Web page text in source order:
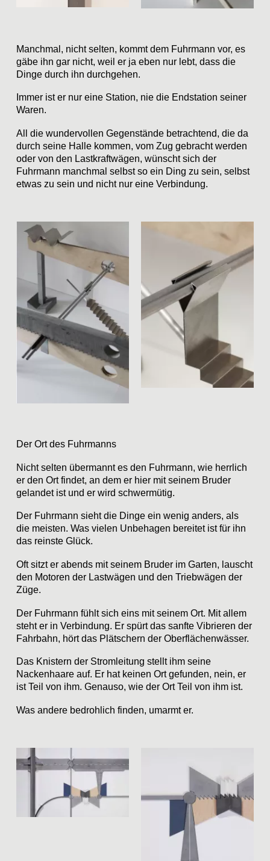
Manchmal, nicht selten, kommt dem Fuhrmann vor, es
gäbe ihn gar nicht, weil er ja eben nur lebt, dass die
Dinge durch ihn durchgehen.
Immer ist er nur eine Station, nie die Endstation seiner
Waren.
All die wundervollen Gegenstände betrachtend, die da
durch seine Halle kommen, vom Zug gebracht werden
oder von den Lastkraftwägen, wünscht sich der
Fuhrmann manchmal selbst so ein Ding zu sein, selbst
etwas zu sein und nicht nur eine Verbindung.
Der Ort des Fuhrmanns
Nicht selten übermannt es den Fuhrmann, wie herrlich
er den Ort findet, an dem er hier mit seinem Bruder
gelandet ist und er wird schwermütig.
Der Fuhrmann sieht die Dinge ein wenig anders, als
die meisten. Was vielen Unbehagen bereitet ist für ihn
das reinste Glück.
Oft sitzt er abends mit seinem Bruder im Garten, lauscht
den Motoren der Lastwägen und den Triebwägen der
Züge.
Der Fuhrmann fühlt sich eins mit seinem Ort. Mit allem
steht er in Verbindung. Er spürt das sanfte Vibrieren der
Fahrbahn, hört das Plätschern der Oberflächenwässer.
Das Knistern der Stromleitung stellt ihm seine
Nackenhaare auf. Er hat keinen Ort gefunden, nein, er
ist Teil von ihm. Genauso, wie der Ort Teil von ihm ist.
Was andere bedrohlich finden, umarmt er.